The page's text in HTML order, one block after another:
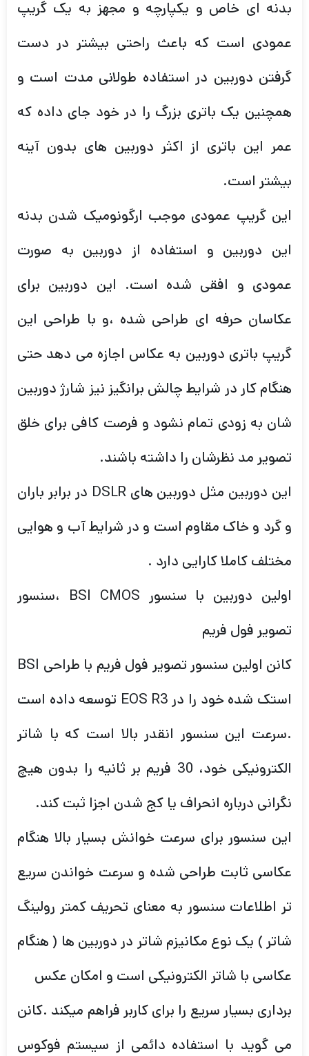
بدنه ای خاص و یکپارچه و مجهز به یک گریپ
عمودی است که باعث راحتی بیشتر در دست
گرفتن دوربین در استفاده طولانی مدت است و
همچنین یک باتری بزرگ را در خود جای داده که
عمر این باتری از اکثر دوربین های بدون آینه
بیشتر است.
این گریپ عمودی موجب ارگونومیک شدن بدنه
این دوربین و استفاده از دوربین به صورت
عمودی و افقی شده است. این دوربین برای
عکاسان حرفه ای طراحی شده ،و با طراحی این
گریپ باتری دوربین به عکاس اجازه می دهد حتی
هنگام کار در شرایط چالش برانگیز نیز شارژ دوربین
شان به زودی تمام نشود و فرصت کافی برای خلق
تصویر مد نظرشان را داشته باشند.
این دوربین مثل دوربین های DSLR در برابر باران
و گرد و خاک مقاوم است و در شرایط آب و هوایی
مختلف کاملا کارایی دارد .
اولین دوربین با سنسور BSI CMOS ،سنسور
تصویر فول فریم
کانن اولین سنسور تصویر فول فریم با طراحی BSI
استک شده خود را در EOS R3 توسعه داده است
.سرعت این سنسور انقدر بالا است که با شاتر
الکترونیکی خود، 30 فریم بر ثانیه را بدون هیچ
نگرانی درباره انحراف یا کج شدن اجزا ثبت کند.
این سنسور برای سرعت خوانش بسیار بالا هنگام
عکاسی ثابت طراحی شده و سرعت خواندن سریع
تر اطلاعات سنسور به معنای تحریف کمتر رولینگ
شاتر ) یک نوع مکانیزم شاتر در دوربین ها ( هنگام
عکاسی با شاتر الکترونیکی است و امکان عکس
برداری بسیار سریع را برای کاربر فراهم میکند .کانن
می گوید با استفاده دائمی از سیستم فوکوس